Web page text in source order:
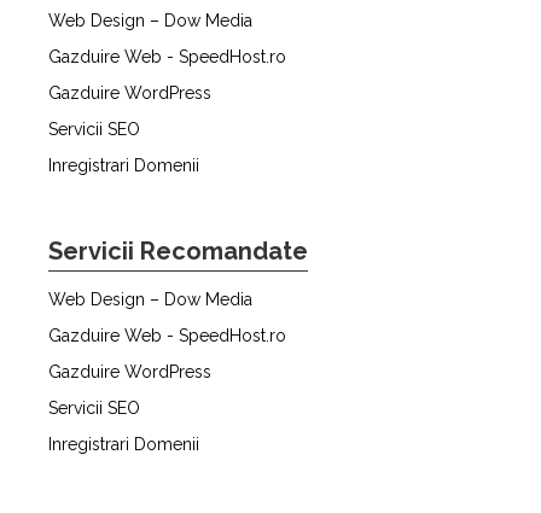
Web Design – Dow Media
Gazduire Web - SpeedHost.ro
Gazduire WordPress
Servicii SEO
Inregistrari Domenii
Servicii Recomandate
Web Design – Dow Media
Gazduire Web - SpeedHost.ro
Gazduire WordPress
Servicii SEO
Inregistrari Domenii